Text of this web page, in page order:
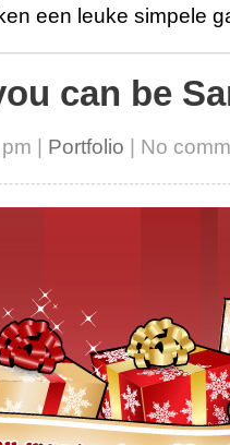
een leuke simpele
can be
| Portfolio | No